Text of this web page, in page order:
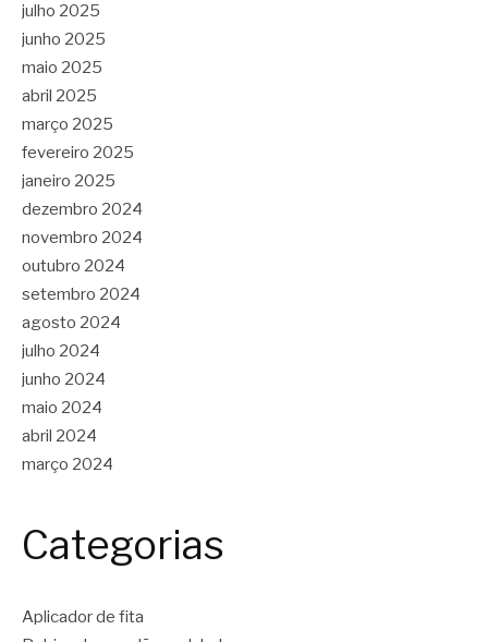
julho 2025
junho 2025
maio 2025
abril 2025
março 2025
fevereiro 2025
janeiro 2025
dezembro 2024
novembro 2024
outubro 2024
setembro 2024
agosto 2024
julho 2024
junho 2024
maio 2024
abril 2024
março 2024
Categorias
Aplicador de fita